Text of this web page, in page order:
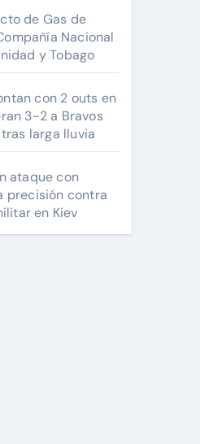
de Gas de
Nacional
y Tobago
con 2 outs en
3-2 a Bravos
larga lluvia
ataque con
precisión contra
en Kiev